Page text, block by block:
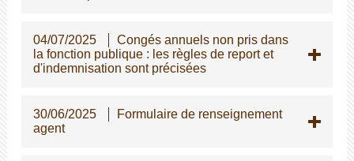
04/07/2025
Congés annuels non pris dans
la fonction publique : les règles de report et
d'indemnisation sont précisées
30/06/2025
Formulaire de renseignement
agent